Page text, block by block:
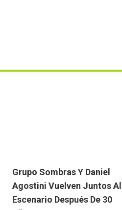
Grupo Sombras Y Daniel
Agostini Vuelven Juntos Al
Escenario Después De 30